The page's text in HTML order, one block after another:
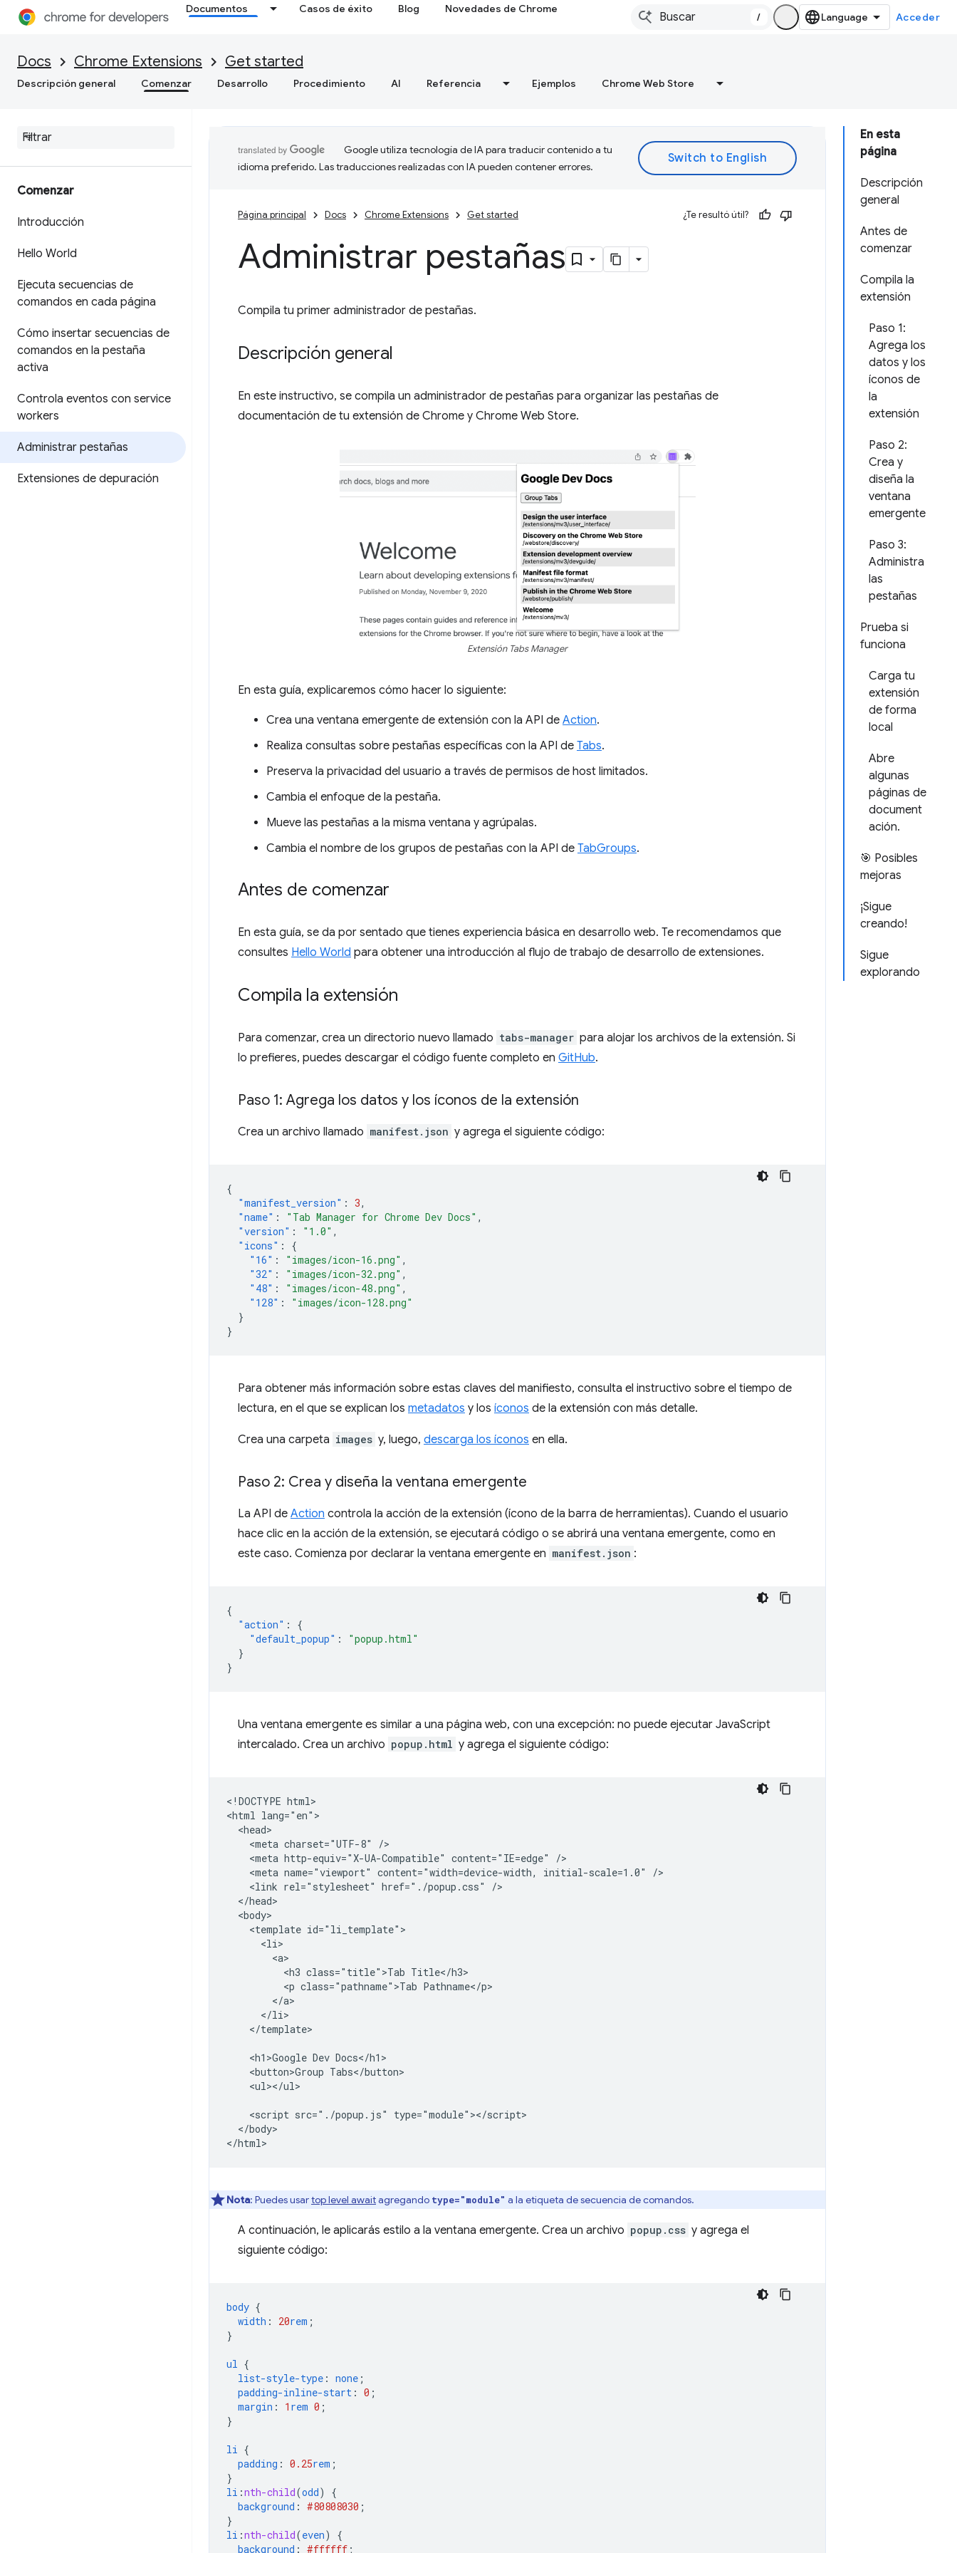
Documentos Casos de éxito Blog Novedades de Chrome
/ Acceder
Docs Chrome Extensions Get started
Descripción general Comenzar Desarrollo Procedimiento AI Referencia Ejemplos Chrome Web Store
Comenzar
Introducción
Hello World
Ejecuta secuencias de
comandos en cada página
Cómo insertar secuencias de
comandos en la pestaña
activa
Controla eventos con service
workers
Administrar pestañas
Extensiones de depuración
En esta
página
Descripción
general
Antes de
comenzar
Compila la
extensión
Paso 1:
Agrega los
datos y los
íconos de
la
extensión
Paso 2:
Crea y
diseña la
ventana
emergente
Paso 3:
Administra
las
pestañas
Prueba si
funciona
Carga tu
extensión
de forma
local
Abre
algunas
páginas de
document
ación.
🎯 Posibles
mejoras
¡Sigue
creando!
Sigue
explorando
Google utiliza tecnología de IA para traducir contenido a tu
idioma preferido. Las traducciones realizadas con IA pueden contener errores.
Página principal Docs Chrome Extensions Get started ¿Te resultó útil?
Administrar pestañas
Compila tu primer administrador de pestañas.
Descripción general
En este instructivo, se compila un administrador de pestañas para organizar las pestañas de
documentación de tu extensión de Chrome y Chrome Web Store.
Extensión Tabs Manager
En esta guía, explicaremos cómo hacer lo siguiente:
Crea una ventana emergente de extensión con la API de Action.
Realiza consultas sobre pestañas específicas con la API de Tabs.
Preserva la privacidad del usuario a través de permisos de host limitados.
Cambia el enfoque de la pestaña.
Mueve las pestañas a la misma ventana y agrúpalas.
Cambia el nombre de los grupos de pestañas con la API de TabGroups.
Antes de comenzar
En esta guía, se da por sentado que tienes experiencia básica en desarrollo web. Te recomendamos que
consultes Hello World para obtener una introducción al flujo de trabajo de desarrollo de extensiones.
Compila la extensión
Para comenzar, crea un directorio nuevo llamado tabs-manager para alojar los archivos de la extensión. Si
lo prefieres, puedes descargar el código fuente completo en GitHub.
Paso 1: Agrega los datos y los íconos de la extensión
Crea un archivo llamado manifest.json y agrega el siguiente código:
{
"manifest_version" : 3,
"name" : "Tab Manager for Chrome Dev Docs" ,
"version" : "1.0" ,
"icons" :
{
"16" : "images/icon-16.png" ,
"32" : "images/icon-32.png" ,
"48" : "images/icon-48.png" ,
"128" :
"images/icon-128.png"
}
}
Para obtener más información sobre estas claves del manifiesto, consulta el instructivo sobre el tiempo de
lectura, en el que se explican los metadatos y los íconos de la extensión con más detalle.
Crea una carpeta images y, luego, descarga los íconos en ella.
Paso 2: Crea y diseña la ventana emergente
La API de Action controla la acción de la extensión (ícono de la barra de herramientas). Cuando el usuario
hace clic en la acción de la extensión, se ejecutará código o se abrirá una ventana emergente, como en
este caso. Comienza por declarar la ventana emergente en manifest.json :
{
"action" :
{
"default_popup" :
"popup.html"
}
}
Una ventana emergente es similar a una página web, con una excepción: no puede ejecutar JavaScript
intercalado. Crea un archivo popup.html y agrega el siguiente código:
<!DOCTYPE html>
<html lang="en">
  <head>
    <meta charset="UTF-8" />
    <meta http-equiv="X-UA-Compatible" content="IE=edge" />
    <meta name="viewport" content="width=device-width, initial-scale=1.0" />
    <link rel="stylesheet" href="./popup.css" />
  </head>
  <body>
    <template id="li_template">
      <li>
        <a>
          <h3 class="title">Tab Title</h3>
          <p class="pathname">Tab Pathname</p>
        </a>
      </li>
    </template>
    <h1>Google Dev Docs</h1>
    <button>Group Tabs</button>
    <ul></ul>
    <script src="./popup.js" type="module"></script>
  </body>
Nota: Puedes usartop level awaitagregando type="module" a la etiqueta de secuencia de comandos.
A continuación, le aplicarás estilo a la ventana emergente. Crea un archivo popup.css y agrega el
siguiente código:
body {
width : 20rem ;
}
ul {
list-style-type : none ;
padding-inline-start : 0 ;
margin : 1 rem 0 ;
}
li {
padding : 0.25rem ;
}
li :nth-child(odd)
{
background : #80808030 ;
}
li :nth-child(even)
{
background : #ffffff ;